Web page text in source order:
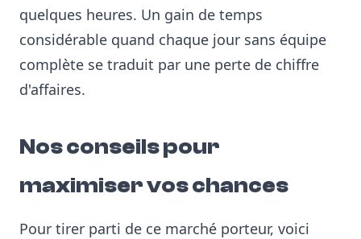
quelques heures. Un gain de temps
considérable quand chaque jour sans équipe
complète se traduit par une perte de chiffre
d'affaires.
Nos conseils pour
maximiser vos chances
Pour tirer parti de ce marché porteur, voici